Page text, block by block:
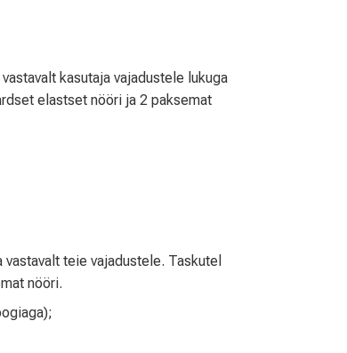
kasutaja vajadustele lukuga
elastset nööri ja 2 paksemat
teie vajadustele. Taskutel
nööri.